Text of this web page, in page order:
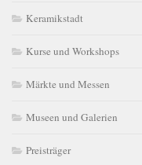
Keramikstadt
Kurse und Workshops
Märkte und Messen
Museen und Galerien
Preisträger